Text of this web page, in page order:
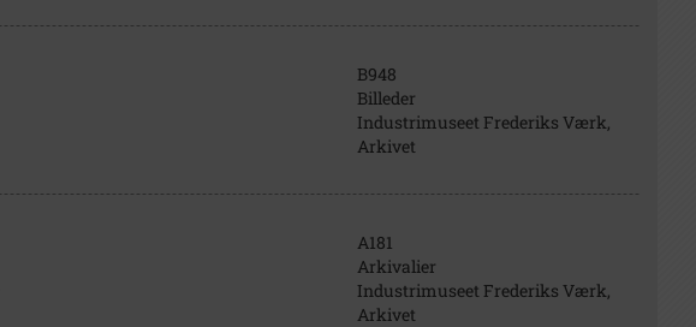
B948
Billeder
Industrimuseet Frederiks Værk,
Arkivet
A181
Arkivalier
Industrimuseet Frederiks Værk,
Arkivet